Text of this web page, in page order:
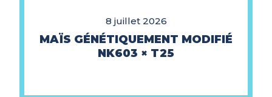
8 juillet 2026
MAÏS GÉNÉTIQUEMENT MODIFIÉ
NK603 × T25